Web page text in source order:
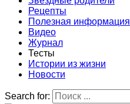
Рецепты
Полезная информация
Видео
Журнал
Тесты
Истории из жизни
Новости
Search for: